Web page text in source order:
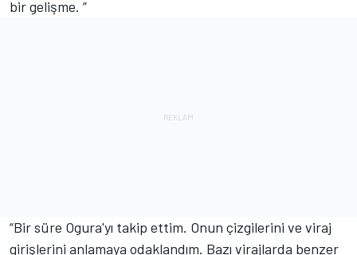
bir gelişme. ”
“Bir süre Ogura'yı takip ettim. Onun çizgilerini ve viraj
girişlerini anlamaya odaklandım. Bazı virajlarda benzer